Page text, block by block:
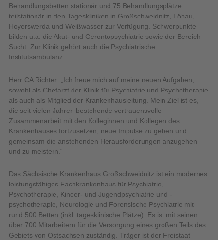
Behandlungsbetten stationär und 75 Behandlungsplätze
teilstationär in den Tageskliniken in Großschweidnitz, Löbau,
Hoyerswerda und Weißwasser zur Verfügung. Schwerpunkte
bilden u.a. die Akut- und Gerontopsychiatrie sowie der Bereich
Sucht. Zur Klinik gehört auch die Psychiatrische
Institutsambulanz.
Herr CA Richter: „Ich freue mich auf meine neuen Aufgaben,
sowohl als Chefarzt der Klinik für Psychiatrie und Psychotherapie
als auch als Mitglied der Krankenhausleitung. Mein Ziel ist es,
die seit vielen Jahren bestehende vertrauensvolle
Zusammenarbeit mit den Kolleginnen und Kollegen des
Krankenhauses fortzusetzen, neue Impulse zu geben und
gemeinsam die anstehenden Herausforderungen anzugehen
und zu meistern.“
Das Sächsische Krankenhaus Großschweidnitz ist ein modernes
leistungsfähiges Fachkrankenhaus für Psychiatrie,
Psychotherapie, Kinder- und Jugendpsychiatrie und -
psychotherapie, Neurologie und Forensische Psychiatrie mit
rund 500 Betten (inkl. tagesklinische Plätze). Es ist mit seinen
über 700 Mitarbeitern für die Versorgung eines großen Teils des
Gebiets von Ostsachsen zuständig. Träger ist der Freistaat